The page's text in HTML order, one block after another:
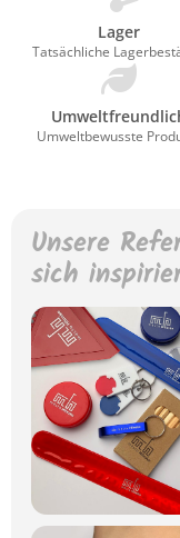
Lager
Tatsächliche
Umweltbewusste
Unsere
sich